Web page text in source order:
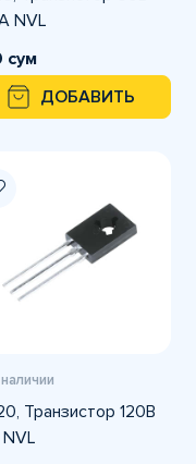
NVL
сум
ДОБАВИТЬ
Транзистор 120В